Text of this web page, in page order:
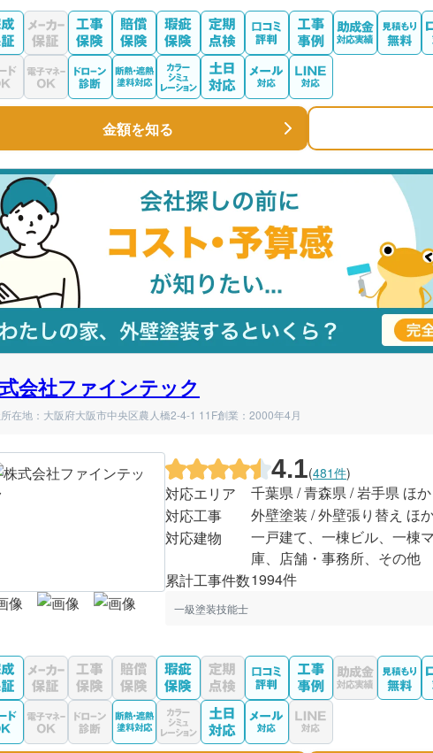
金額を知る
会社ファインテック
在地：大阪府大阪市中央区農人橋2-4-1 11F創業：2000年4月
4.1(481件)
対応エリア
千葉県 / 青森県 / 岩手県 ほか
対応工事
外壁塗装 / 外壁張り替え ほ
対応建物
一戸建て、一棟ビル、一棟
庫、店舗・事務所、その他
累計工事件数1994件
一級塗装技能士